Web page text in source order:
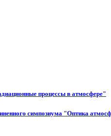
процессы в атмосфере"
симпозиума "Оптика